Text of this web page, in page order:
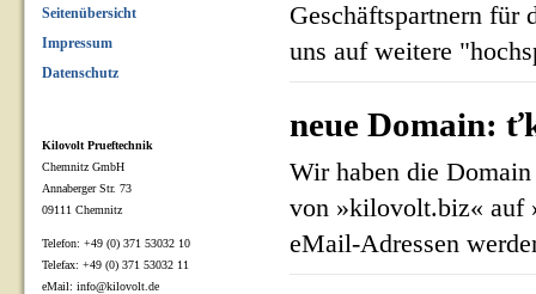
Geschäftspartnern für
uns auf weitere
neue Domain:
Wir haben die
von »kilovolt.biz« auf
eMail-Adressen
Seitenübersicht
Impressum
Datenschutz
Kilovolt Prueftechnik
Chemnitz GmbH
Annaberger Str. 73
09111 Chemnitz
Telefon: +49 (0) 371 53032 10
Telefax: +49 (0) 371 53032 11
eMail: info@kilovolt.de